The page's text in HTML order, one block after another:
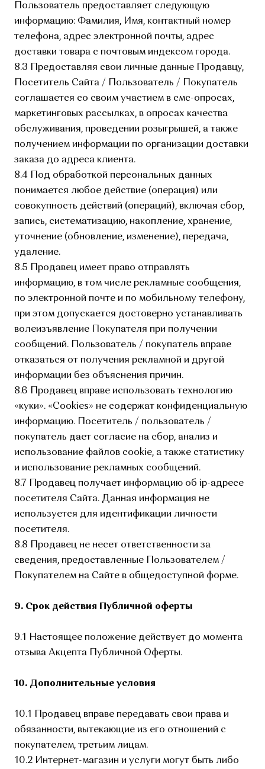
Пользователь предоставляет следующую
информацию: Фамилия, Имя, контактный номер
телефона, адрес электронной почты, адрес
доставки товара с почтовым индексом города.
8.3 Предоставляя свои личные данные Продавцу,
Посетитель Сайта / Пользователь / Покупатель
соглашается со своим участием в смс-опросах,
маркетинговых рассылках, в опросах качества
обслуживания, проведении розыгрышей, а также
получением информации по организации доставки
заказа до адреса клиента.
8.4 Под обработкой персональных данных
понимается любое действие (операция) или
совокупность действий (операций), включая сбор,
запись, систематизацию, накопление, хранение,
уточнение (обновление, изменение), передача,
удаление.
8.5 Продавец имеет право отправлять
информацию, в том числе рекламные сообщения,
по электронной почте и по мобильному телефону,
при этом допускается достоверно устанавливать
волеизъявление Покупателя при получении
сообщений. Пользователь / покупатель вправе
отказаться от получения рекламной и другой
информации без объяснения причин.
8.6 Продавец вправе использовать технологию
«куки». «Cookies» не содержат конфиденциальную
информацию. Посетитель / пользователь /
покупатель дает согласие на сбор, анализ и
использование файлов cookie, а также статистику
и использование рекламных сообщений.
8.7 Продавец получает информацию об ip-адресе
посетителя Сайта. Данная информация не
используется для идентификации личности
посетителя.
8.8 Продавец не несет ответственности за
сведения, предоставленные Пользователем /
Покупателем на Сайте в общедоступной форме.
9. Срок действия Публичной оферты
9.1 Настоящее положение действует до момента
отзыва Акцепта Публичной Оферты.
10. Дополнительные условия
10.1 Продавец вправе передавать свои права и
обязанности, вытекающие из его отношений с
покупателем, третьим лицам.
10.2 Интернет-магазин и услуги могут быть либо